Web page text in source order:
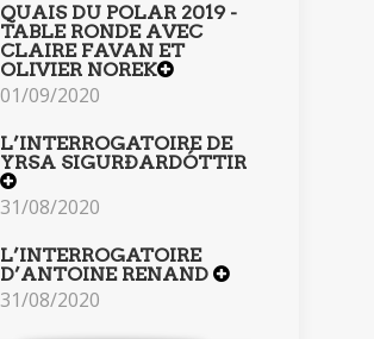
QUAIS DU POLAR 2019 -
TABLE RONDE AVEC
CLAIRE FAVAN ET
OLIVIER NOREK
01/09/2020
L’INTERROGATOIRE DE
YRSA SIGURÐARDÓTTIR
31/08/2020
L’INTERROGATOIRE
D’ANTOINE RENAND
31/08/2020